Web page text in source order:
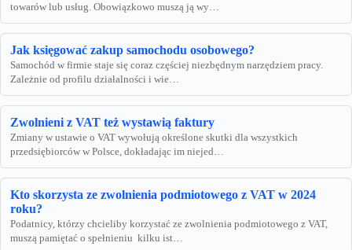
towarów lub usług. Obowiązkowo muszą ją wy…
Jak księgować zakup samochodu osobowego?
Samochód w firmie staje się coraz częściej niezbędnym narzędziem pracy.
Zależnie od profilu działalności i wie…
Zwolnieni z VAT też wystawią faktury
Zmiany w ustawie o VAT wywołują określone skutki dla wszystkich
przedsiębiorców w Polsce, dokładając im niejed…
Kto skorzysta ze zwolnienia podmiotowego z VAT w 2024
roku?
Podatnicy, którzy chcieliby korzystać ze zwolnienia podmiotowego z VAT,
muszą pamiętać o spełnieniu kilku ist…